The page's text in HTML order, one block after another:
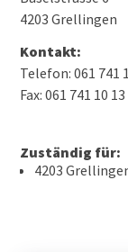
4203 Grellingen
Kontakt:
Telefon: 061 741
Fax: 061 741 10 13
Zuständig für:
4203